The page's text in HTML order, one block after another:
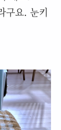
구요. 눈키